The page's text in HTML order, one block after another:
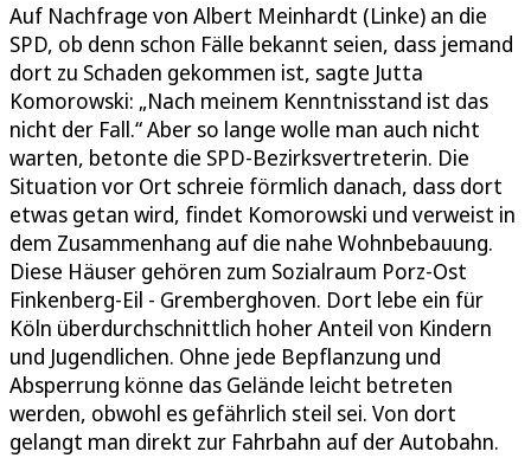
Auf Nachfrage von Albert Meinhardt (Linke) an die
SPD, ob denn schon Fälle bekannt seien, dass jemand
dort zu Schaden gekommen ist, sagte Jutta
Komorowski: „Nach meinem Kenntnisstand ist das
nicht der Fall.“ Aber so lange wolle man auch nicht
warten, betonte die SPD-Bezirksvertreterin. Die
Situation vor Ort schreie förmlich danach, dass dort
etwas getan wird, findet Komorowski und verweist in
dem Zusammenhang auf die nahe Wohnbebauung.
Diese Häuser gehören zum Sozialraum Porz-Ost
Finkenberg-Eil - Gremberghoven. Dort lebe ein für
Köln überdurchschnittlich hoher Anteil von Kindern
und Jugendlichen. Ohne jede Bepflanzung und
Absperrung könne das Gelände leicht betreten
werden, obwohl es gefährlich steil sei. Von dort
gelangt man direkt zur Fahrbahn auf der Autobahn.